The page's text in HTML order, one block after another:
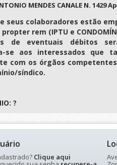
MENDES CANALE N. 1429
seus colaboradores estão
rem (IPTU e
de eventuais débitos
se aos interessados que
com os órgãos
síndico.
?
Clique aqui